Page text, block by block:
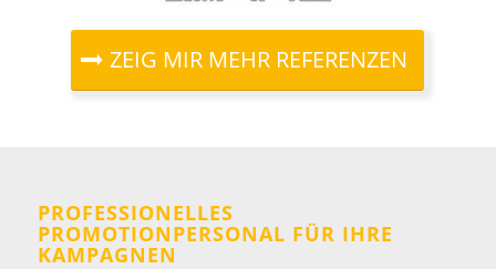
ZEIG MIR MEHR REFERENZEN
PROFESSIONELLES
PROMOTIONPERSONAL FÜR IHRE
KAMPAGNEN